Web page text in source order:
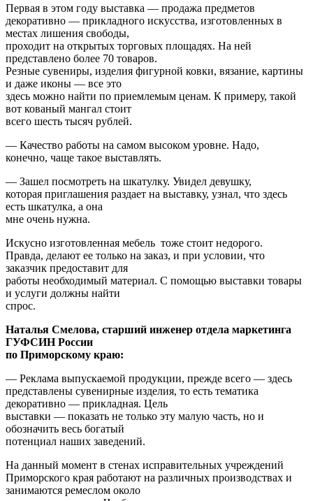
Первая в этом году выставка — продажа предметов
декоративно — прикладного искусства, изготовленных в
местах лишения свободы,
проходит на открытых торговых площадях. На ней
представлено более 70 товаров.
Резные сувениры, изделия фигурной ковки, вязание, картины
и даже иконы — все это
здесь можно найти по приемлемым ценам. К примеру, такой
вот кованый мангал стоит
всего шесть тысяч рублей.
— Качество работы на самом высоком уровне. Надо,
конечно, чаще такое выставлять.
— Зашел посмотреть на шкатулку. Увидел девушку,
которая приглашения раздает на выставку, узнал, что здесь
есть шкатулка, а она
мне очень нужна.
Искусно изготовленная мебель тоже стоит недорого.
Правда, делают ее только на заказ, и при условии, что
заказчик предоставит для
работы необходимый материал. С помощью выставки товары
и услуги должны найти
спрос.
Наталья Смелова, старший инженер отдела маркетинга
ГУФСИН России
по Приморскому краю:
— Реклама выпускаемой продукции, прежде всего — здесь
представлены сувенирные изделия, то есть тематика
декоративно — прикладная. Цель
выставки — показать не только эту малую часть, но и
обозначить весь богатый
потенциал наших заведений.
На данный момент в стенах исправительных учреждений
Приморского края работают на различных производствах и
занимаются ремеслом около